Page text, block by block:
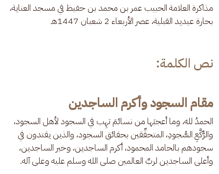
مذاكرة العلامة الحبيب عمر بن محمد بن حفيظ في مسجد العناية،
بحارة عيديد القبلية، عصر الأربعاء 2 شعبان 1447هـ
نص الكلمة:
مقام السجود وأكرم الساجدين
الحمدُ لله، وما أعجبَها من نسائمَ تهِب في السجود لأهل السجود،
والرُّكَّعِ السُّجودِ، المتحقِّقين بحقائق السجود، والذين يقتدون في
سجودهم بالحامد المحمود، أكرم الساجدين، وخير الساجدين،
وأعلى الساجدين لربِّ العالمين صلى الله وسلم عليه وعلى آله.